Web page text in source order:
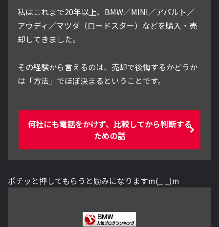
私はこれまで20年以上、BMW／MINI／アバルト／
アウディ／マツダ（ロードスター）などを購入・売
却してきました。
その経験から言えるのは、売却で後悔するかどうか
は「方法」でほぼ決まるということです。
何社にも電話をかけず、比較してから判断する
ための話
ポチッと押してもらうと励みになりますm(_ _)m